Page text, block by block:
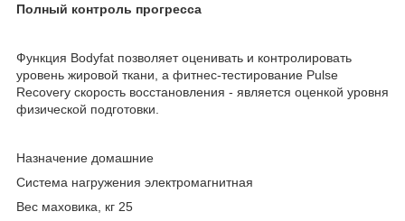
Полный контроль прогресса
Функция Bodyfat позволяет оценивать и контролировать
уровень жировой ткани, а фитнес-тестирование Pulse
Recovery скорость восстановления - является оценкой уровня
физической подготовки.
Назначение домашние
Система нагружения электромагнитная
Вес маховика, кг 25